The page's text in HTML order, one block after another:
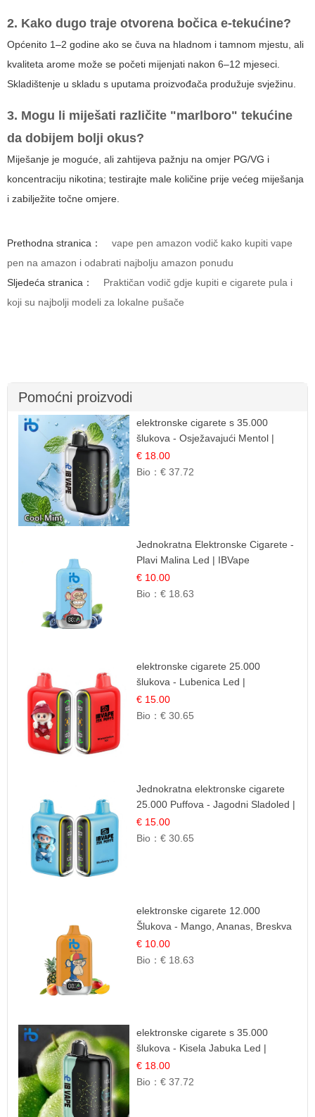
2. Kako dugo traje otvorena bočica e-tekućine?
Općenito 1–2 godine ako se čuva na hladnom i tamnom mjestu, ali
kvaliteta arome može se početi mijenjati nakon 6–12 mjeseci.
Skladištenje u skladu s uputama proizvođača produžuje svježinu.
3. Mogu li miješati različite "marlboro" tekućine
da dobijem bolji okus?
Miješanje je moguće, ali zahtijeva pažnju na omjer PG/VG i
koncentraciju nikotina; testirajte male količine prije većeg miješanja
i zabilježite točne omjere.
Prethodna stranica：
vape pen amazon vodič kako kupiti vape
pen na amazon i odabrati najbolju amazon ponudu
Sljedeća stranica：
Praktičan vodič gdje kupiti e cigarete pula i
koji su najbolji modeli za lokalne pušače
Pomoćni proizvodi
elektronske cigarete s 35.000
šlukova - Osježavajući Mentol |
Čista i Svježa Okus
€ 18.00
Bio：€ 37.72
Jednokratna Elektronske Cigarete -
Plavi Malina Led | IBVape
€ 10.00
Bio：€ 18.63
elektronske cigarete 25.000
šlukova - Lubenica Led |
Osježavajući Ljetni Okus
€ 15.00
Bio：€ 30.65
Jednokratna elektronske cigarete
25.000 Puffova - Jagodni Sladoled |
Kremasta Slatka Okus
€ 15.00
Bio：€ 30.65
elektronske cigarete 12.000
Šlukova - Mango, Ananas, Breskva
| Tropska Voćna Mješavina
€ 10.00
Bio：€ 18.63
elektronske cigarete s 35.000
šlukova - Kisela Jabuka Led |
Osježavajući Kiselo-Slatki Okus
€ 18.00
Bio：€ 37.72